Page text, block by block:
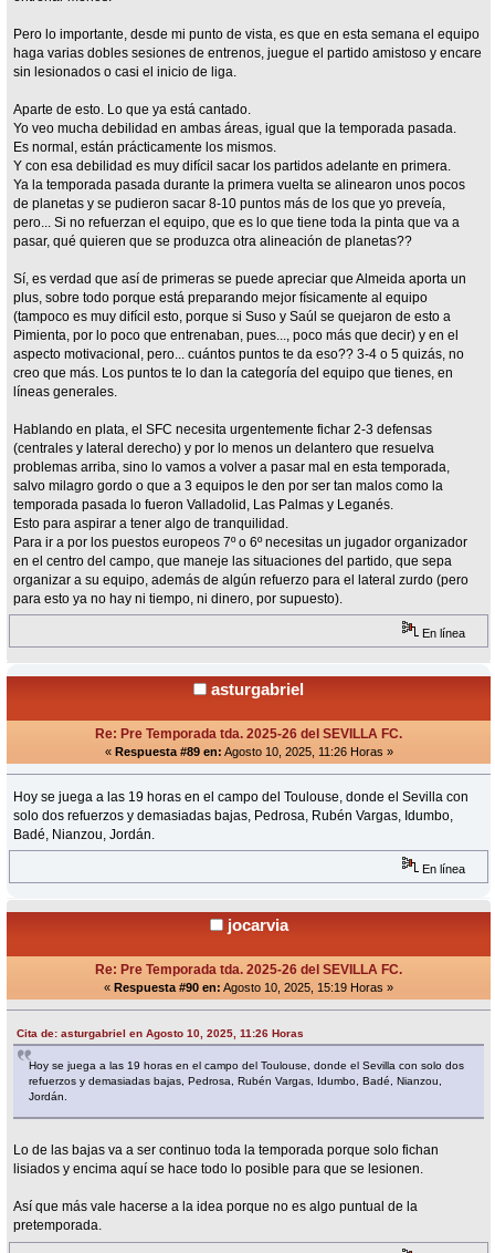
Pero lo importante, desde mi punto de vista, es que en esta semana el equipo
haga varias dobles sesiones de entrenos, juegue el partido amistoso y encare
sin lesionados o casi el inicio de liga.
Aparte de esto. Lo que ya está cantado.
Yo veo mucha debilidad en ambas áreas, igual que la temporada pasada.
Es normal, están prácticamente los mismos.
Y con esa debilidad es muy difícil sacar los partidos adelante en primera.
Ya la temporada pasada durante la primera vuelta se alinearon unos pocos
de planetas y se pudieron sacar 8-10 puntos más de los que yo preveía,
pero... Si no refuerzan el equipo, que es lo que tiene toda la pinta que va a
pasar, qué quieren que se produzca otra alineación de planetas??
Sí, es verdad que así de primeras se puede apreciar que Almeida aporta un
plus, sobre todo porque está preparando mejor físicamente al equipo
(tampoco es muy difícil esto, porque si Suso y Saúl se quejaron de esto a
Pimienta, por lo poco que entrenaban, pues..., poco más que decir) y en el
aspecto motivacional, pero... cuántos puntos te da eso?? 3-4 o 5 quizás, no
creo que más. Los puntos te lo dan la categoría del equipo que tienes, en
líneas generales.
Hablando en plata, el SFC necesita urgentemente fichar 2-3 defensas
(centrales y lateral derecho) y por lo menos un delantero que resuelva
problemas arriba, sino lo vamos a volver a pasar mal en esta temporada,
salvo milagro gordo o que a 3 equipos le den por ser tan malos como la
temporada pasada lo fueron Valladolid, Las Palmas y Leganés.
Esto para aspirar a tener algo de tranquilidad.
Para ir a por los puestos europeos 7º o 6º necesitas un jugador organizador
en el centro del campo, que maneje las situaciones del partido, que sepa
organizar a su equipo, además de algún refuerzo para el lateral zurdo (pero
para esto ya no hay ni tiempo, ni dinero, por supuesto).
En línea
asturgabriel
Re: Pre Temporada tda. 2025-26 del SEVILLA FC.
« Respuesta #89 en: Agosto 10, 2025, 11:26 Horas »
Hoy se juega a las 19 horas en el campo del Toulouse, donde el Sevilla con
solo dos refuerzos y demasiadas bajas, Pedrosa, Rubén Vargas, Idumbo,
Badé, Nianzou, Jordán.
En línea
jocarvia
Re: Pre Temporada tda. 2025-26 del SEVILLA FC.
« Respuesta #90 en: Agosto 10, 2025, 15:19 Horas »
Cita de: asturgabriel en Agosto 10, 2025, 11:26 Horas
Hoy se juega a las 19 horas en el campo del Toulouse, donde el Sevilla con solo dos
refuerzos y demasiadas bajas, Pedrosa, Rubén Vargas, Idumbo, Badé, Nianzou,
Jordán.
Lo de las bajas va a ser continuo toda la temporada porque solo fichan
lisiados y encima aquí se hace todo lo posible para que se lesionen.
Así que más vale hacerse a la idea porque no es algo puntual de la
pretemporada.